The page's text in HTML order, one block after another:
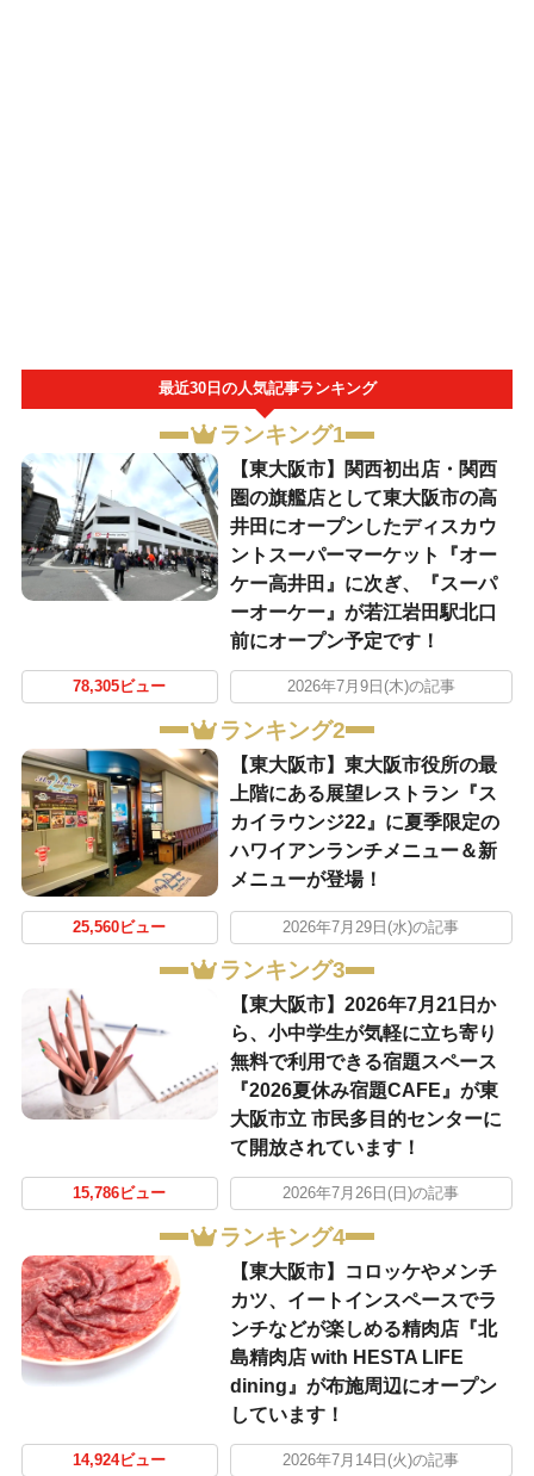
最近30日の人気記事ランキング
ランキング1
【東大阪市】関西初出店・関西
圏の旗艦店として東大阪市の高
井田にオープンしたディスカウ
ントスーパーマーケット『オー
ケー高井田』に次ぎ、『スーパ
ーオーケー』が若江岩田駅北口
前にオープン予定です！
78,305ビュー 2026年7月9日(木)の記事
ランキング2
【東大阪市】東大阪市役所の最
上階にある展望レストラン『ス
カイラウンジ22』に夏季限定の
ハワイアンランチメニュー＆新
メニューが登場！
25,560ビュー 2026年7月29日(水)の記事
ランキング3
【東大阪市】2026年7月21日か
ら、小中学生が気軽に立ち寄り
無料で利用できる宿題スペース
『2026夏休み宿題CAFE』が東
大阪市立 市民多目的センターに
て開放されています！
15,786ビュー 2026年7月26日(日)の記事
ランキング4
【東大阪市】コロッケやメンチ
カツ、イートインスペースでラ
ンチなどが楽しめる精肉店『北
島精肉店 with HESTA LIFE
dining』が布施周辺にオープン
しています！
14,924ビュー 2026年7月14日(火)の記事